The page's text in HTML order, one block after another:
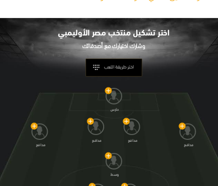
تحليل في الجول
اختر تشكيلمنتخب مصر الأوليمبي
وشارك اختيارك مع أصدقائك‎
اختر طريقة اللعب
حارس
مدافع
مدافع
مدافع
مدافع
وسط